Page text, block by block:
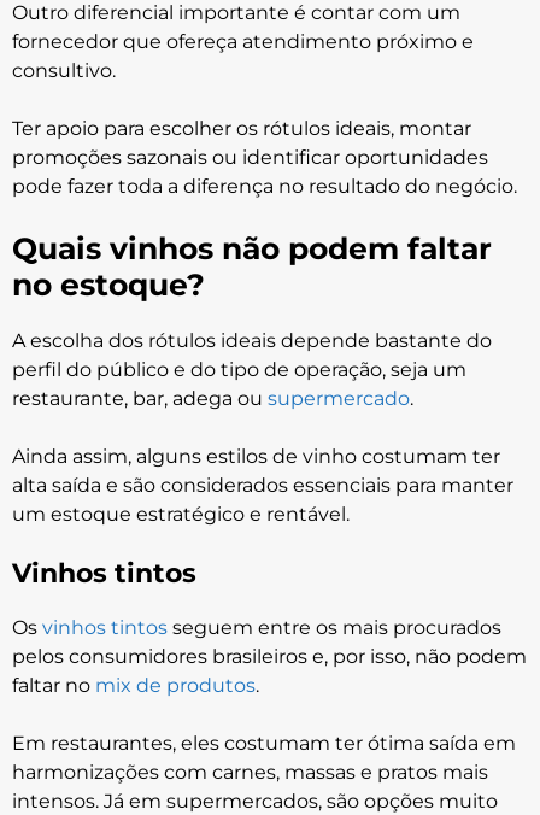
Outro diferencial importante é contar com um
fornecedor que ofereça atendimento próximo e
consultivo.
Ter apoio para escolher os rótulos ideais, montar
promoções sazonais ou identificar oportunidades
pode fazer toda a diferença no resultado do negócio.
Quais vinhos não podem faltar
no estoque?
A escolha dos rótulos ideais depende bastante do
perfil do público e do tipo de operação, seja um
restaurante, bar, adega ou supermercado.
Ainda assim, alguns estilos de vinho costumam ter
alta saída e são considerados essenciais para manter
um estoque estratégico e rentável.
Vinhos tintos
Os vinhos tintos seguem entre os mais procurados
pelos consumidores brasileiros e, por isso, não podem
faltar no mix de produtos.
Em restaurantes, eles costumam ter ótima saída em
harmonizações com carnes, massas e pratos mais
intensos. Já em supermercados, são opções muito